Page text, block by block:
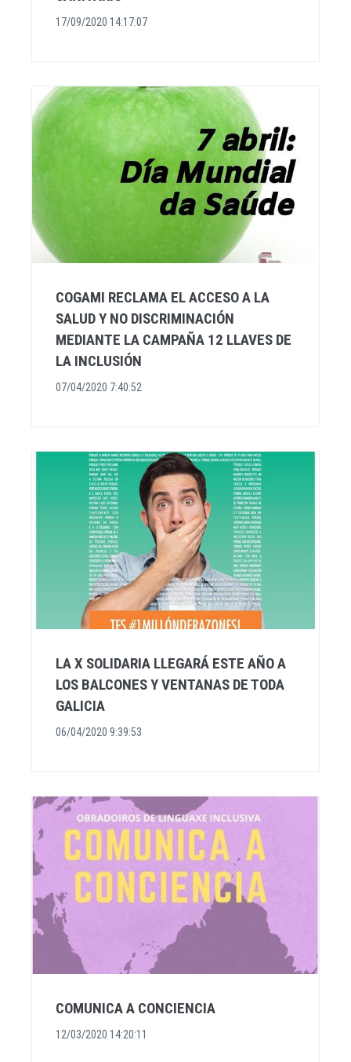
17/09/2020 14:17:07
COGAMI RECLAMA EL ACCESO A LA
SALUD Y NO DISCRIMINACIÓN
MEDIANTE LA CAMPAÑA 12 LLAVES DE
LA INCLUSIÓN
07/04/2020 7:40:52
LA X SOLIDARIA LLEGARÁ ESTE AÑO A
LOS BALCONES Y VENTANAS DE TODA
GALICIA
06/04/2020 9:39:53
COMUNICA A CONCIENCIA
12/03/2020 14:20:11